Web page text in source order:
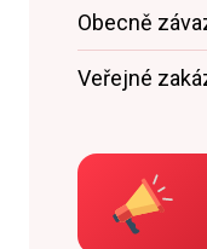
Obecně
Veřejné